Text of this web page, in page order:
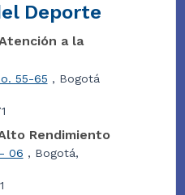
Deporte
a la
55-65 , Bogotá
Rendimiento
06 , Bogotá,